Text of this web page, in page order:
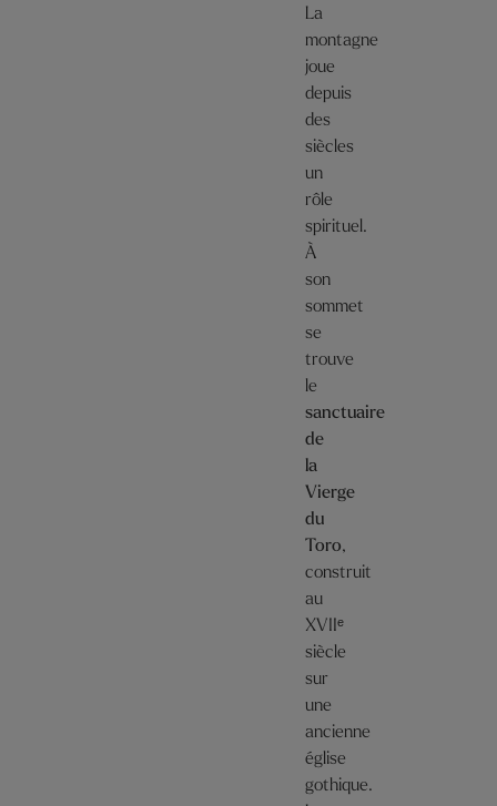
La
montagne
joue
depuis
des
siècles
un
rôle
spirituel.
À
son
sommet
se
trouve
le
sanctuaire
de
la
Vierge
du
Toro,
construit
au
XVIIᵉ
siècle
sur
une
ancienne
église
gothique.